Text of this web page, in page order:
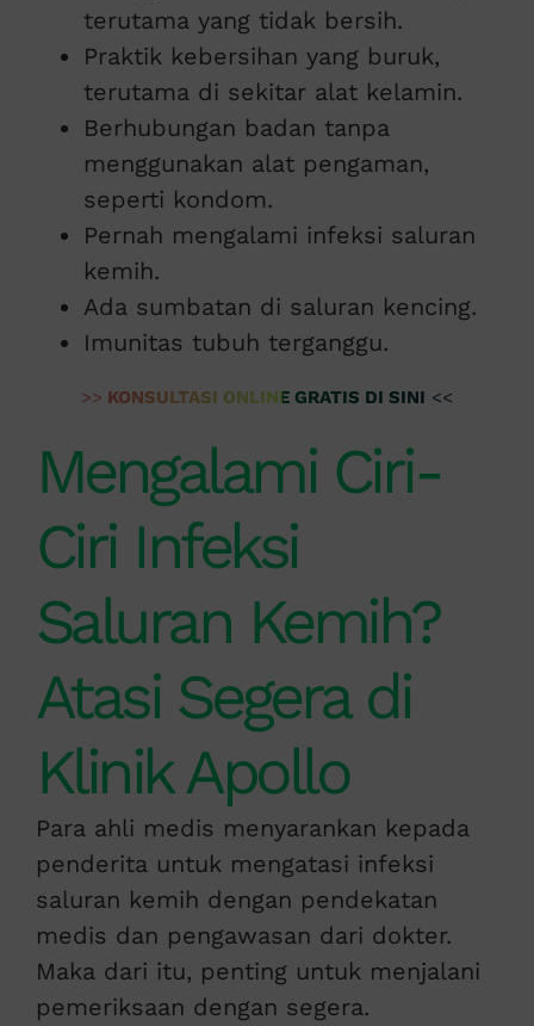
terutama yang tidak bersih.
Praktik kebersihan yang buruk,
terutama di sekitar alat kelamin.
Berhubungan badan tanpa
menggunakan alat pengaman,
seperti kondom.
Pernah mengalami infeksi saluran
kemih.
Ada sumbatan di saluran kencing.
Imunitas tubuh terganggu.
>> KONSULTASI ONLINE GRATIS DI SINI <<
Mengalami Ciri-
Ciri Infeksi
Saluran Kemih?
Atasi Segera di
Klinik Apollo
Para ahli medis menyarankan kepada
penderita untuk mengatasi infeksi
saluran kemih dengan pendekatan
medis dan pengawasan dari dokter.
Maka dari itu, penting untuk menjalani
pemeriksaan dengan segera.